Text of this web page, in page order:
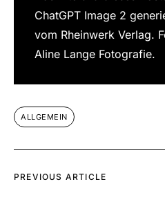
ChatGPT Image 2
vom Rheinwerk Verlag.
Aline Lange Fotografie.
ALLGEMEIN
PREVIOUS ARTICLE